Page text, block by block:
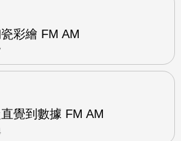
彩繪 FM AM
覺到數據 FM AM